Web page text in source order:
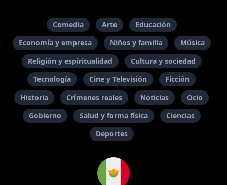
Comedia Arte
Educación
Economía y empresa
Niños y familia
Música
Religión y espiritualidad
Cultura y sociedad
Tecnología
Cine y Televisión
Ficción
Historia
Crímenes reales Noticias
Ocio
Gobierno
Salud y forma física
Ciencias
Deportes